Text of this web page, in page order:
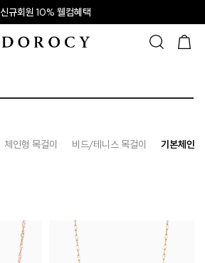
신규회원 10% 웰컴혜택
체인형 목걸이 비드/테니스 목걸이 기본체인